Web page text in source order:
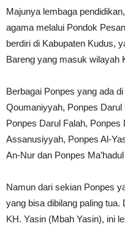
Majunya lembaga
agama melalui Pondok
berdiri di Kabupaten Kudus,
Bareng yang masuk wilayah
Berbagai Ponpes yang ada
Qoumaniyyah, Ponpes
Ponpes Darul Falah, Ponpes
Assanusiyyah, Ponpes Al-
An-Nur dan Ponpes
Namun dari sekian Ponpes
yang bisa dibilang paling
KH. Yasin (Mbah Yasin), ini